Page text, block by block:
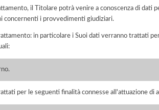
il Titolare potrà venire a conoscenza di dati
concernenti i provvedimenti giudiziari.
in particolare i Suoi dati verranno trattati
per le seguenti finalità connesse all'attuazione